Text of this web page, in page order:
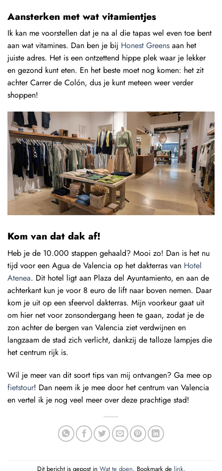
Aansterken met wat vitamientjes
Ik kan me voorstellen dat je na al die tapas wel even toe bent
aan wat vitamines. Dan ben je bij Honest Greens aan het
juiste adres. Het is een ontzettend hippe plek waar je lekker
en gezond kunt eten. En het beste moet nog komen: het zit
achter Carrer de Colón, dus je kunt meteen weer verder
shoppen!
Kom van dat dak af!
Heb je de 10.000 stappen gehaald? Mooi zo! Dan is het nu
tijd voor een Agua de Valencia op het dakterras van Hotel
Atenea. Dit hotel ligt aan Plaza del Ayuntamiento, en aan de
achterkant kun je voor 8 euro de lift naar boven nemen. Daar
kom je uit op een sfeervol dakterras. Mijn voorkeur gaat uit
om hier net voor zonsondergang heen te gaan, zodat je de
zon achter de bergen van Valencia ziet verdwijnen en
langzaam de stad zich verlicht, dankzij de talloze lampjes die
het centrum rijk is.
Wil je meer van dit soort tips van mij ontvangen? Ga mee op
fietstour! Dan neem ik je mee door het centrum van Valencia
en vertel ik je nog veel meer over deze prachtige stad!
Dit bericht is gepost in Wat te doen. Bookmark de link.